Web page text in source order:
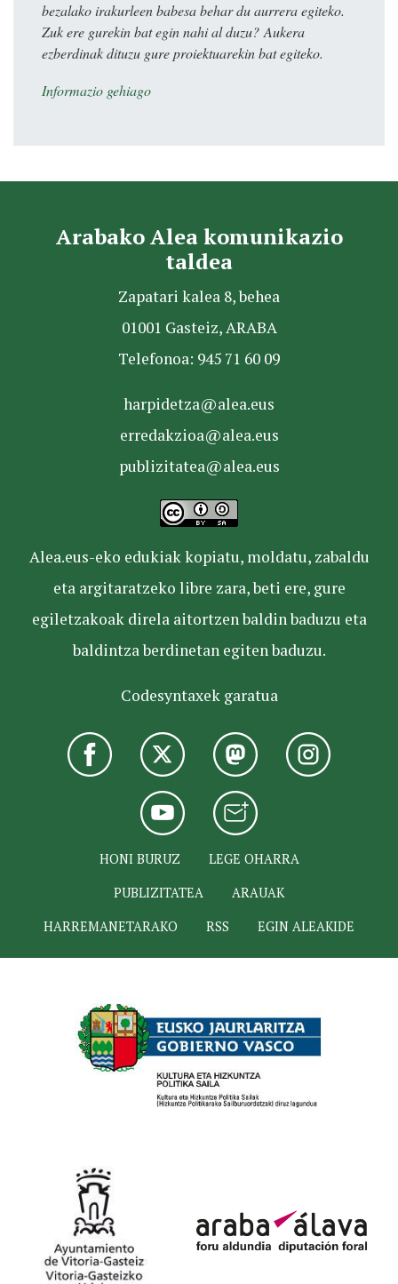
bezalako irakurleen babesa behar du aurrera egiteko.
Zuk ere gurekin bat egin nahi al duzu? Aukera
ezberdinak dituzu gure proiektuarekin bat egiteko.
Informazio gehiago
Arabako Alea komunikazio
taldea
Zapatari kalea 8, behea
01001 Gasteiz, ARABA
Telefonoa: 945 71 60 09
harpidetza@alea.eus
erredakzioa@alea.eus
publizitatea@alea.eus
Alea.eus-eko edukiak kopiatu, moldatu, zabaldu
eta argitaratzeko libre zara, beti ere, gure
egiletzakoak direla aitortzen baldin baduzu eta
baldintza berdinetan egiten baduzu.
Codesyntaxek garatua
HONI BURUZ
LEGE OHARRA
PUBLIZITATEA
ARAUAK
HARREMANETARAKO
RSS EGIN ALEAKIDE